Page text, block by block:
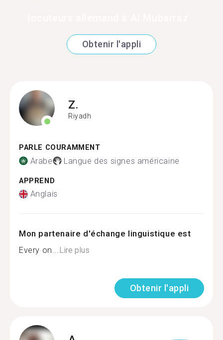
Obtenir l'appli
Z.
Riyadh
PARLE COURAMMENT
Arabe Langue des signes américaine
APPREND
Anglais
Mon partenaire d'échange linguistique est
Every on...Lire plus
Obtenir l'appli